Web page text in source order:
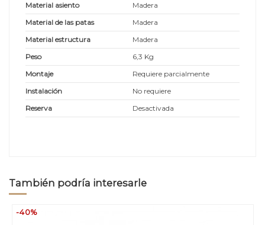
Material asiento
Madera
Material de las patas
Madera
Material estructura
Madera
Peso
6,3 Kg
Montaje
Requiere parcialmente
Instalación
No requiere
Reserva
Desactivada
También podría interesarle
-40%